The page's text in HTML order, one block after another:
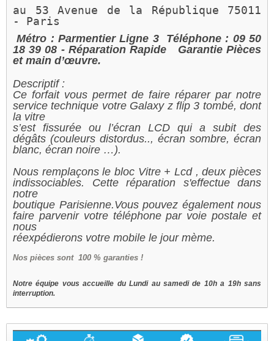
au 53 Avenue de la République 75011
- Paris
Métro : Parmentier Ligne 3
Téléphone : 09 50
18 39 08 - Réparation Rapide
Garantie Pièces
et main d’œuvre.
Descriptif :
Ce forfait vous permet de faire réparer par notre
service technique votre Galaxy z flip 3 tombé, dont
la vitre
s’est fissurée ou l’écran LCD qui a subit des
dégâts (couleurs distordus.., écran sombre, écran
blanc, écran noire …).
Nous remplaçons le bloc Vitre + Lcd , deux pièces
indissociables. Cette réparation s'effectue dans
notre
boutique Parisienne.Vous pouvez également nous
faire parvenir votre téléphone par voie postale et
nous
réexpédierons votre mobile le jour mème.
Nos pièces sont 100 % garanties !
Notre équipe vous accueille du Lundi au samedi de 10h a 19h sans
interruption.